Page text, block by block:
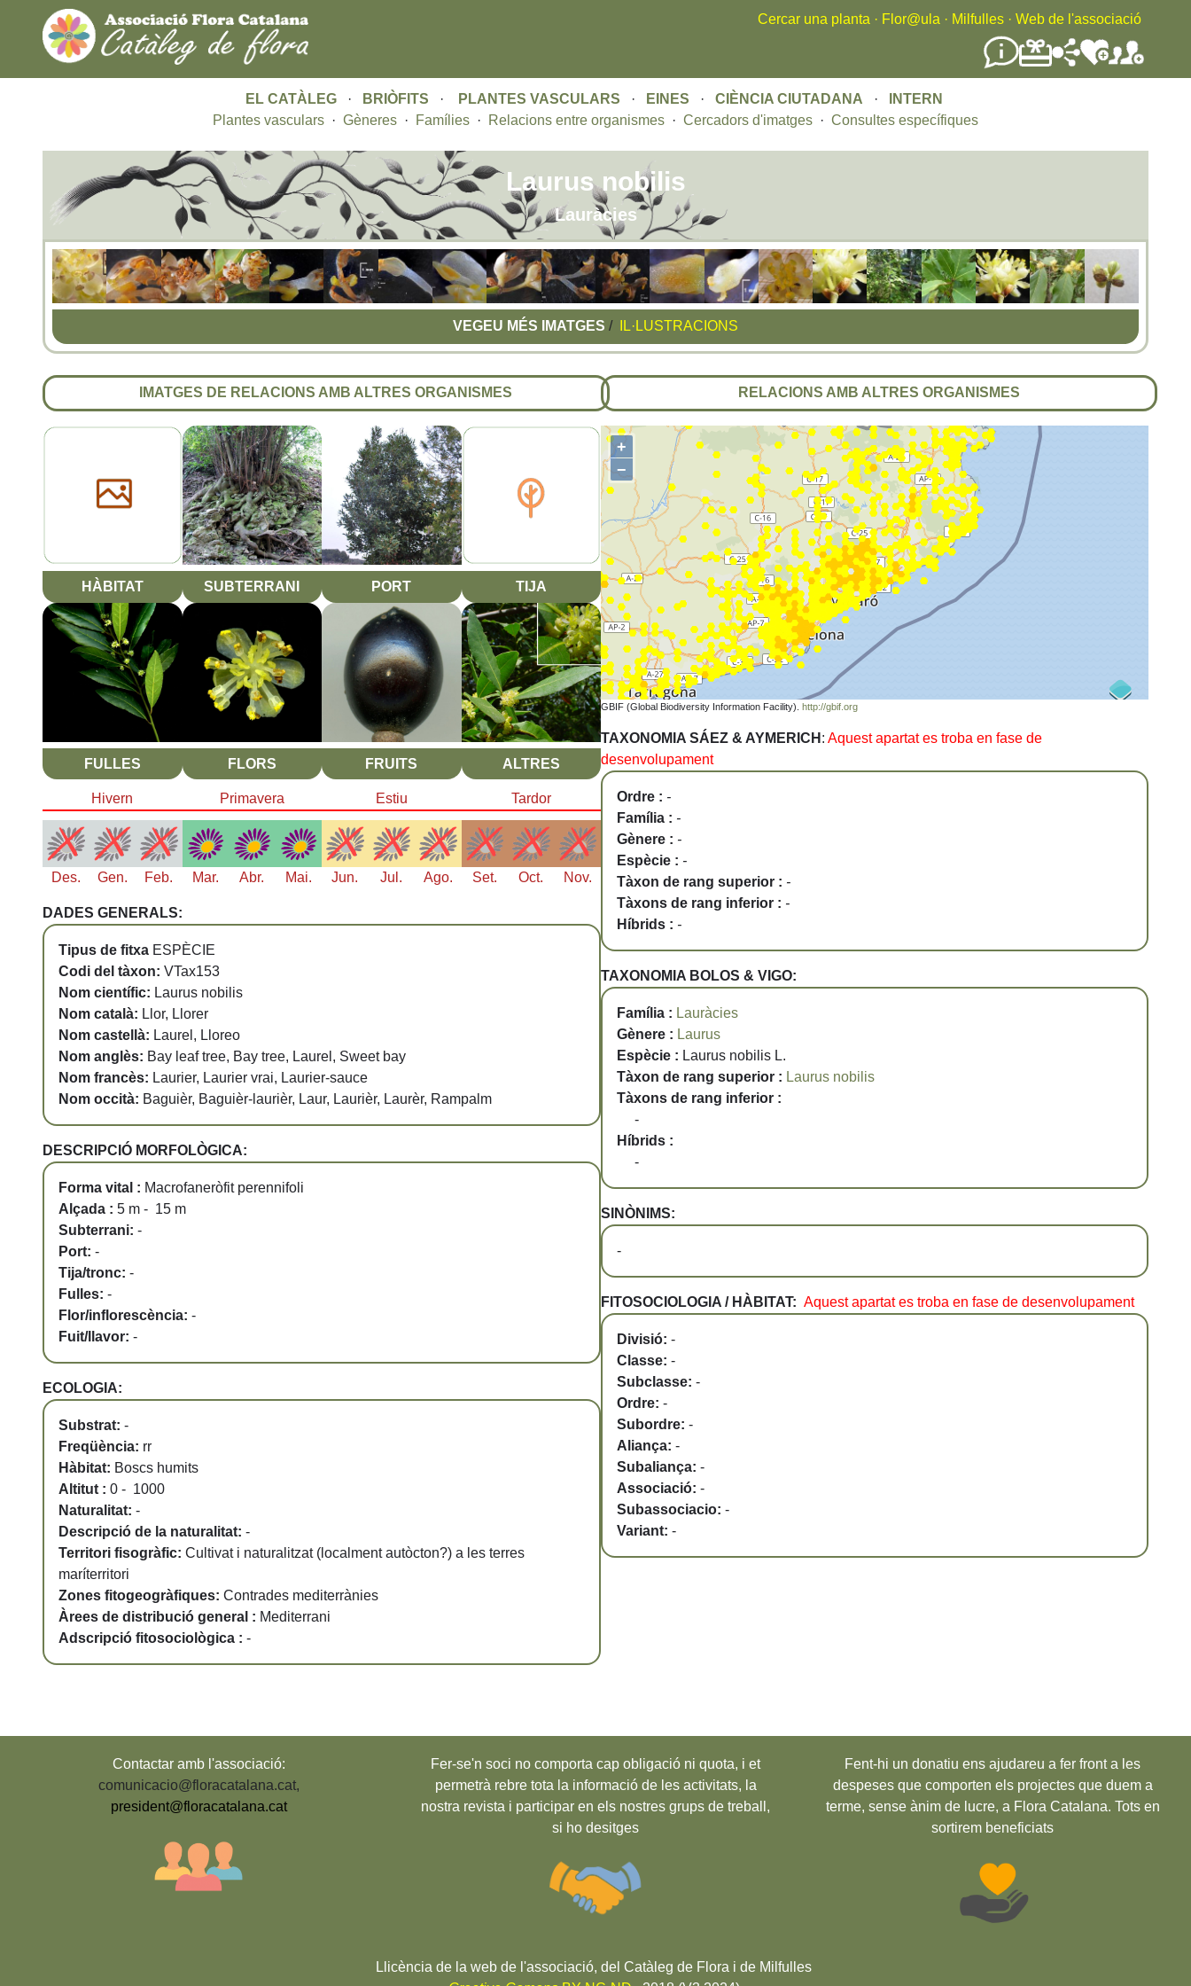
Cercar una planta · Flor@ula · Milfulles · Web de l'associació
EL CATÀLEG· BRIÒFITS · PLANTES VASCULARS · EINES · CIÈNCIA CIUTADANA ·
INTERN
Plantes vasculars · Gèneres · Famílies · Relacions entre organismes · Cercadors d'imatges · Consultes específiques
Laurus nobilis
Lauràcies
VEGEU MÉS IMATGES / IL·LUSTRACIONS
IMATGES DE RELACIONS AMB ALTRES ORGANISMES
HÀBITAT SUBTERRANI PORT TIJA
FULLES FLORS FRUITS ALTRES
Hivern Primavera Estiu Tardor
Des. Gen. Feb. Mar. Abr. Mai. Jun. Jul. Ago. Set. Oct. Nov.
DADES GENERALS:
Tipus de fitxa ESPÈCIE
Codi del tàxon: VTax153
Nom científic: Laurus nobilis
Nom català: Llor, Llorer
Nom castellà: Laurel, Lloreo
Nom anglès: Bay leaf tree, Bay tree, Laurel, Sweet bay
Nom francès: Laurier, Laurier vrai, Laurier-sauce
Nom occità: Baguièr, Baguièr-laurièr, Laur, Laurièr, Laurèr, Rampalm
DESCRIPCIÓ MORFOLÒGICA:
Forma vital : Macrofaneròfit perennifoli
Alçada : 5 m - 15 m
Subterrani: -
Port: -
Tija/tronc: -
Fulles: -
Flor/inflorescència: -
Fuit/llavor: -
ECOLOGIA:
Substrat: -
Freqüència: rr
Hàbitat: Boscs humits
Altitut : 0 - 1000
Naturalitat: -
Descripció de la naturalitat: -
Territori fisogràfic: Cultivat i naturalitzat (localment autòcton?) a les terres
maríterritori
Zones fitogeogràfiques: Contrades mediterrànies
Àrees de distribució general : Mediterrani
Adscripció fitosociològica : -
RELACIONS AMB ALTRES ORGANISMES
+
−
GBIF (Global Biodiversity Information Facility).http://gbif.org
TAXONOMIA SÁEZ & AYMERICH :Aquest apartat es troba en fase de
desenvolupament
Ordre : -
Família : -
Gènere : -
Espècie : -
Tàxon de rang superior : -
Tàxons de rang inferior : -
Híbrids : -
TAXONOMIA BOLOS & VIGO:
Família : Lauràcies
Gènere : Laurus
Espècie : Laurus nobilis L.
Tàxon de rang superior : Laurus nobilis
Tàxons de rang inferior :
-
Híbrids :
-
SINÒNIMS:
-
FITOSOCIOLOGIA / HÀBITAT: Aquest apartat es troba en fase de desenvolupament
Divisió:-
Classe:-
Subclasse:-
Ordre:-
Subordre:-
Aliança:-
Subaliança:-
Associació:-
Subassociacio:-
Variant:-
Contactar amb l'associació:
comunicacio@floracatalana.cat,
president@floracatalana.cat
Fer-se'n soci no comporta cap obligació ni quota, i et
permetrà rebre tota la informació de les activitats, la
nostra revista i participar en els nostres grups de treball,
si ho desitges
Fent-hi un donatiu ens ajudareu a fer front a les
despeses que comporten els projectes que duem a
terme, sense ànim de lucre, a Flora Catalana. Tots en
sortirem beneficiats
Llicència de la web de l'associació, del Catàleg de Flora i de Milfulles